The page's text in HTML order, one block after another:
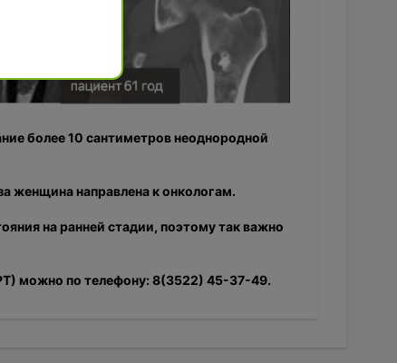
более 10 сантиметров неоднородной
женщина направлена к онкологам.
на ранней стадии, поэтому так важно
можно по телефону: 8(3522) 45-37-49.